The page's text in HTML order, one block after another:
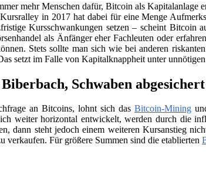
mehr Menschen dafür, Bitcoin als
in 2017 hat dabei für eine Menge
Kursschwankungen setzen – scheint Bitcoin
als Änfänger eher Fachleuten oder
Stets sollte man sich wie bei anderen
setzt im Falle von Kapitalknappheit unter
Schwaben
an Bitcoins, lohnt sich das Bitcoin-Mining
weiter horizontal entwickelt, werden durch die
dann steht jedoch einem weiteren Kursanstieg
Für größere Summen sind die etablierten